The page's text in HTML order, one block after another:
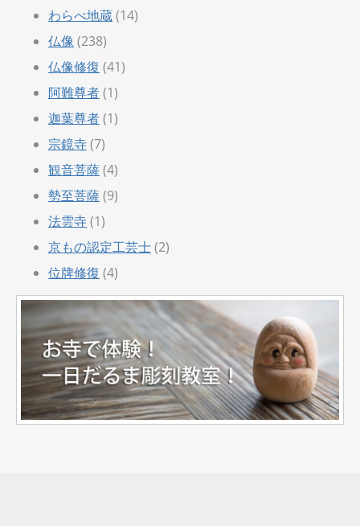
わらべ地蔵(14)
仏像 (238)
仏像修復 (41)
阿難尊者(1)
迦葉尊者(1)
宗鏡寺(7)
観音菩薩(4)
勢至菩薩(9)
法雲寺(1)
京もの認定工芸士(2)
位牌修復 (4)